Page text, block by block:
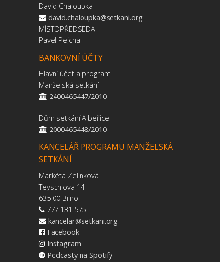
David Chaloupka
david.chaloupka@setkani.org
MÍSTOPŘEDSEDA
Pavel Pejchal
BANKOVNÍ ÚČTY
Hlavní účet a program
Manželská setkání
2400465447/2010
Dům setkání Albeřice
2000465448/2010
KANCELÁŘ PROGRAMU MANŽELSKÁ
SETKÁNÍ
Markéta Zelinková
Teyschlova 14
635 00 Brno
777 131 575
kancelar@setkani.org
Facebook
Instagram
Podcasty na Spotify